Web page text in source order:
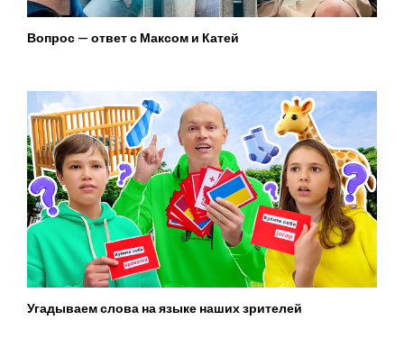
Вопрос — ответ с Максом и Катей
Угадываем слова на языке наших зрителей